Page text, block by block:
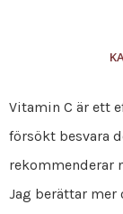
Vitamin C är ett
försökt besvara
rekommenderar
Jag berättar